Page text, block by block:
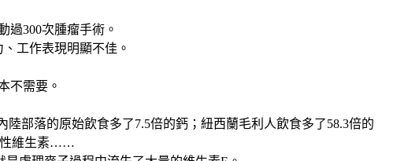
過300次腫瘤手術。
工作表現明顯不佳。
不需要。
部落的原始飲食多了7.5倍的鈣；紐西蘭毛利人飲食多了58.3倍的
性維生素……